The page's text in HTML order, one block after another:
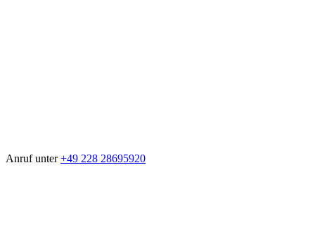
Anruf unter +49 228 28695920